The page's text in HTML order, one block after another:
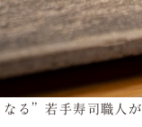
る”若手寿司職人が